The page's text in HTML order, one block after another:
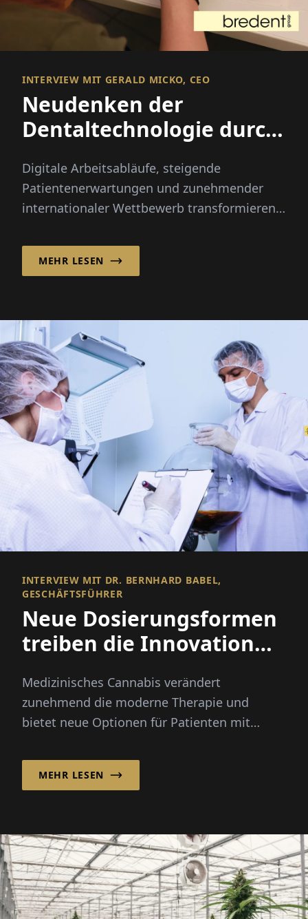
INTERVIEW MIT GERALD MICKO, CEO
Neudenken der
Dentaltechnologie durch
Digitale Arbeitsabläufe, steigende
Patientenerwartungen und zunehmender
internationaler Wettbewerb transformieren
MEHR LESEN
INTERVIEW MIT DR. BERNHARD BABEL,
GESCHÄFTSFÜHRER
Neue Dosierungsformen
treiben die Innovation
Cannabis voran
Medizinisches Cannabis verändert
zunehmend die moderne Therapie und
bietet neue Optionen für Patienten mit
schweren...
MEHR LESEN